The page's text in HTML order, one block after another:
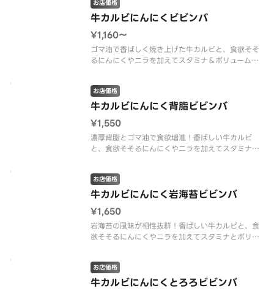
牛カルビにんにくビビンバ
お店価格
¥1,160〜
ゴマ油で香ばしく焼き上げた牛カルビと、食欲そそ
るにんにくやニラを加えてスタミナ＆ボリューム満
どうぞ。
牛カルビにんにく背脂ビビンバ
お店価格
¥1,550
濃厚背脂とゴマ油で食欲増進！香ばしい牛カルビ
と、食欲そそるにんにくやニラを加えてスタミナと
にどうぞ。
牛カルビにんにく岩海苔ビビンバ
お店価格
¥1,650
岩海苔の風味が相性抜群！香ばしい牛カルビと、食
欲そそるにんにくやニラを加えてスタミナとボリュ
ぞ。
牛カルビにんにくとろろビビンバ
お店価格